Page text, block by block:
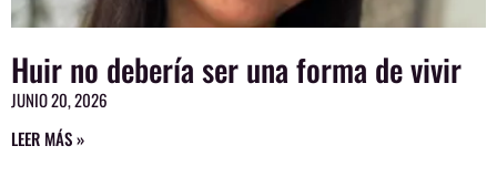
Huir no debería ser una forma de vivir
JUNIO 20, 2026
LEER MÁS »